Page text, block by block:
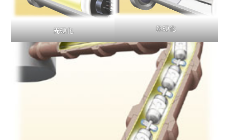
光硬化 熱硬化